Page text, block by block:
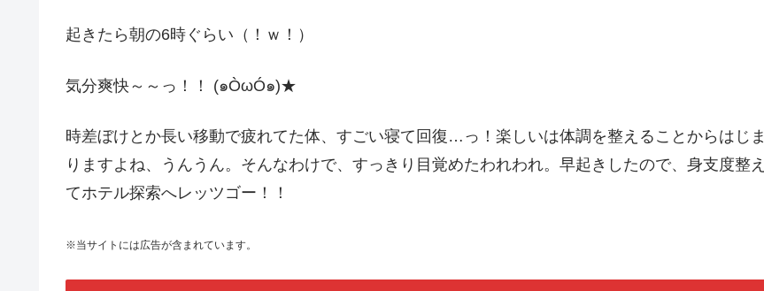
起きたら朝の6時ぐらい（！ｗ！）
気分爽快～～っ！！ (๑ÒωÓ๑)★
時差ぼけとか長い移動で疲れてた体、すごい寝て回復…っ！楽しいは体調を整えることからはじま
りますよね、うんうん。そんなわけで、すっきり目覚めたわれわれ。早起きしたので、身支度整え
てホテル探索へレッツゴー！！
※当サイトには広告が含まれています。